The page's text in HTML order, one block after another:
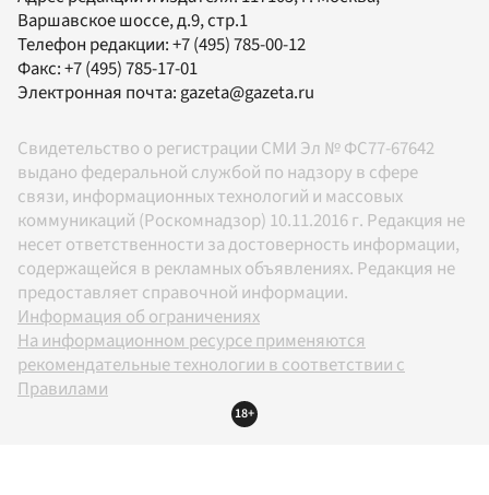
Варшавское шоссе, д.9, стр.1
Телефон редакции:+7 (495) 785-00-12
Факс:+7 (495) 785-17-01
Электронная почта: gazeta@gazeta.ru
Свидетельство о регистрации СМИ Эл № ФС77-67642
выдано федеральной службой по надзору в сфере
связи, информационных технологий и массовых
коммуникаций (Роскомнадзор) 10.11.2016 г. Редакция не
несет ответственности за достоверность информации,
содержащейся в рекламных объявлениях. Редакция не
предоставляет справочной информации.
Информация об ограничениях
На информационном ресурсе применяются
рекомендательные технологии в соответствии с
Правилами
18+